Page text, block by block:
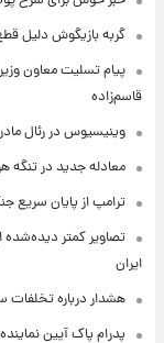
گربه بازیگوش دلیل
پیام تسلیت معاون
قاسم‌زاده
وینیسیوس در رئال
معادله جدید در تنگه
ترامپ از پایان سریع
تصاویر کمتر دیده‌شده
ایران
هشدار درباره
پدرام پاک آیین